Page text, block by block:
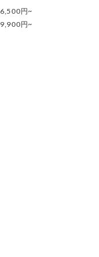
円~
円~